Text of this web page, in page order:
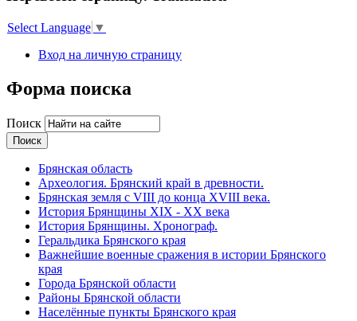
Select Language ▼
Вход на личную страницу
Форма поиска
Поиск
Брянская область
Археология. Брянский край в древности.
Брянская земля с VIII до конца XVIII века.
История Брянщины XIX - XX века
История Брянщины. Хронограф.
Геральдика Брянского края
Важнейшие военные сражения в истории Брянского
края
Города Брянской области
Районы Брянской области
Населённые пункты Брянского края